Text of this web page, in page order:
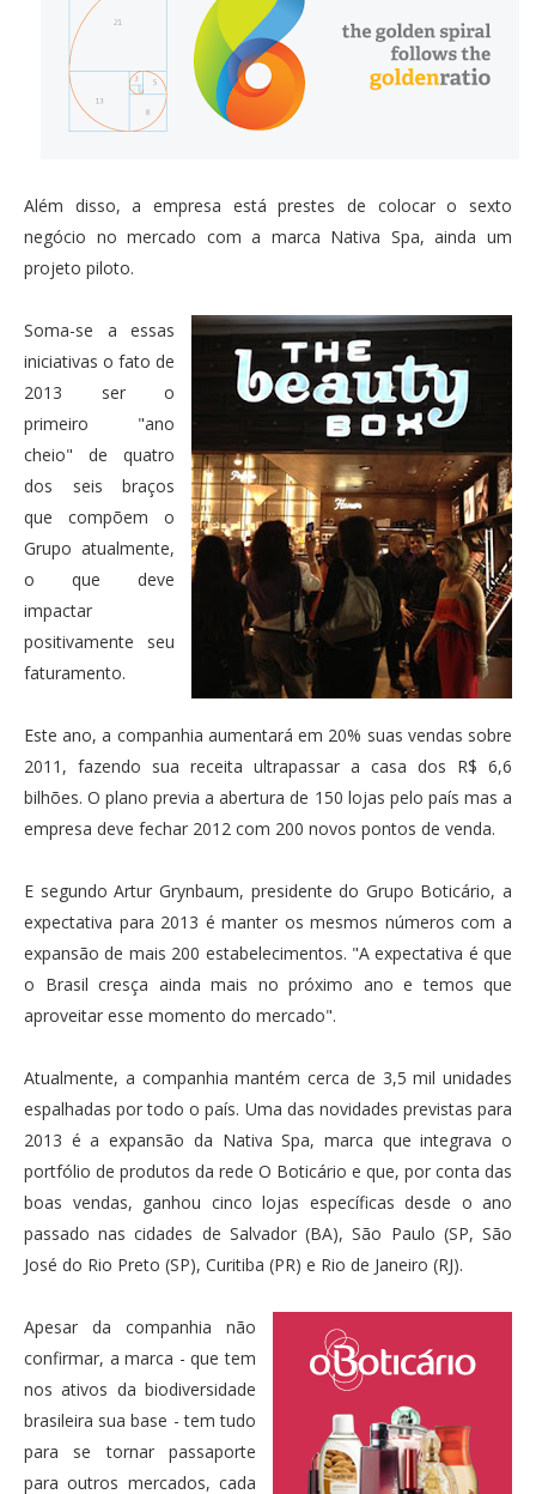
Além disso, a empresa está prestes de colocar o sexto
negócio no mercado com a marca Nativa Spa, ainda um
projeto piloto.
Soma-se a essas
iniciativas o fato de
2013 ser o
primeiro "ano
cheio" de quatro
dos seis braços
que compõem o
Grupo atualmente,
o que deve
impactar
positivamente seu
faturamento.
Este ano, a companhia aumentará em 20% suas vendas sobre
2011, fazendo sua receita ultrapassar a casa dos R$ 6,6
bilhões. O plano previa a abertura de 150 lojas pelo país mas a
empresa deve fechar 2012 com 200 novos pontos de venda.
E segundo Artur Grynbaum, presidente do Grupo Boticário, a
expectativa para 2013 é manter os mesmos números com a
expansão de mais 200 estabelecimentos. "A expectativa é que
o Brasil cresça ainda mais no próximo ano e temos que
aproveitar esse momento do mercado".
Atualmente, a companhia mantém cerca de 3,5 mil unidades
espalhadas por todo o país. Uma das novidades previstas para
2013 é a expansão da Nativa Spa, marca que integrava o
portfólio de produtos da rede O Boticário e que, por conta das
boas vendas, ganhou cinco lojas específicas desde o ano
passado nas cidades de Salvador (BA), São Paulo (SP, São
José do Rio Preto (SP), Curitiba (PR) e Rio de Janeiro (RJ).
Apesar da companhia não
confirmar, a marca - que tem
nos ativos da biodiversidade
brasileira sua base - tem tudo
para se tornar passaporte
para outros mercados, cada